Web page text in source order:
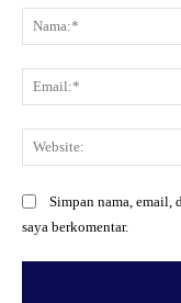
Simpan nama, email,
saya berkomentar.